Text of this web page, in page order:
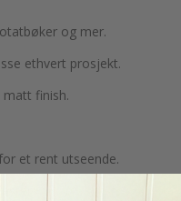
og mer.
ethvert prosjekt.
matt finish.
et rent utseende.